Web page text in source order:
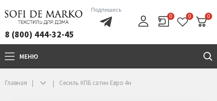
8 (800) 444-32-45
Подпишись
0 0 0
МЕНЮ
Главная Сесиль КПБ сатин Евро 4н